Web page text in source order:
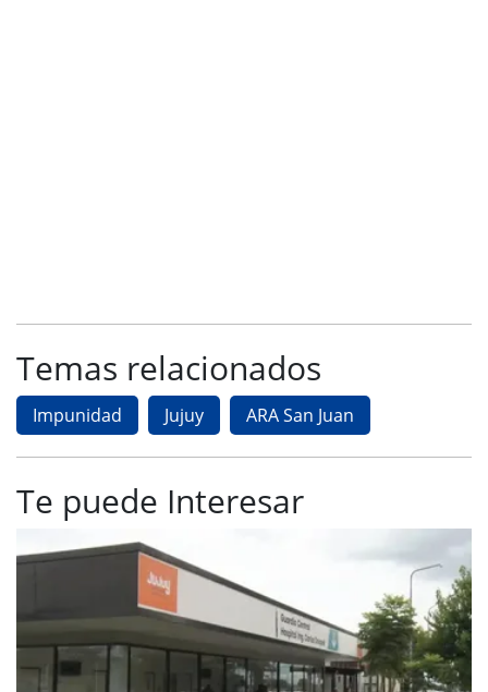
Temas relacionados
Impunidad Jujuy ARA San Juan
Te puede Interesar